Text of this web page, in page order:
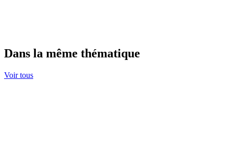
Dans la même thématique
Voir tous